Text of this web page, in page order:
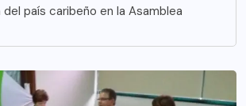
país caribeño en la Asamblea